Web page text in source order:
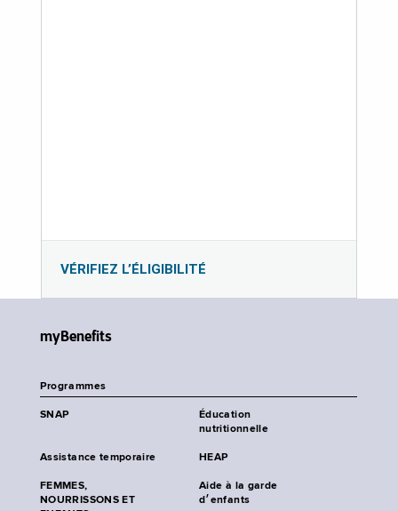
VÉRIFIEZ L’ÉLIGIBILITÉ
myBenefits
Programmes
SNAP
Éducation
nutritionnelle
Assistance temporaire HEAP
FEMMES,
NOURRISSONS ET
Aide à la garde
d׳enfants